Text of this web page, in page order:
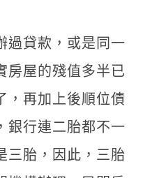
過貸款，或是同一
房屋的殘值多半已
，再加上後順位債
銀行連二胎都不一
三胎，因此，三胎